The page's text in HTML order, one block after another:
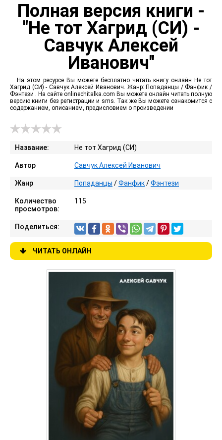
Полная версия книги -
"Не тот Хагрид (СИ) -
Савчук Алексей
Иванович"
На этом ресурсе Вы можете бесплатно читать книгу онлайн Не тот
Хагрид (СИ) - Савчук Алексей Иванович. Жанр: Попаданцы / Фанфик /
Фэнтези . На сайте onlinechitalka.com Вы можете онлайн читать полную
версию книги без регистрации и sms. Так же Вы можете ознакомится с
содержанием, описанием, предисловием о произведении
Название: Не тот Хагрид (СИ)
Автор Савчук Алексей Иванович
Жанр Попаданцы /Фанфик/Фэнтези
Количество
просмотров:
115
Поделиться:
ЧИТАТЬ ОНЛАЙН